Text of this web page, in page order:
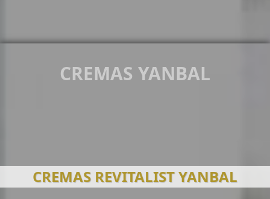
CREMAS YANBAL
CREMAS REVITALIST YANBAL